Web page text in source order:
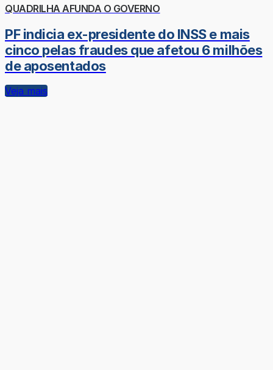
QUADRILHA AFUNDA O GOVERNO
PF indicia ex-presidente do INSS e mais
cinco pelas fraudes que afetou 6 milhões
de aposentados
Veja mais